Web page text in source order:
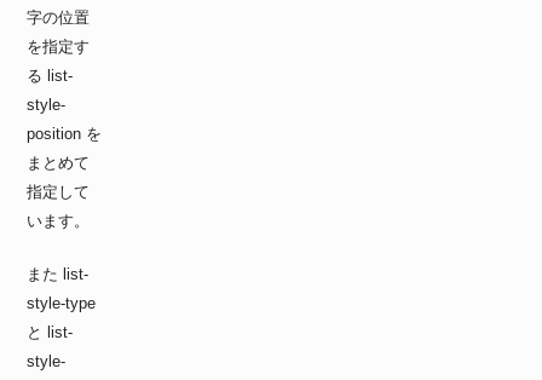
字の位置
を指定す
る list-
style-
position を
まとめて
指定して
います。
また list-
style-type
と list-
style-